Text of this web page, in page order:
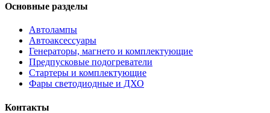
Основные разделы
Автолампы
Автоаксессуары
Генераторы, магнето и комплектующие
Предпусковые подогреватели
Стартеры и комплектующие
Фары светодиодные и ДХО
Контакты